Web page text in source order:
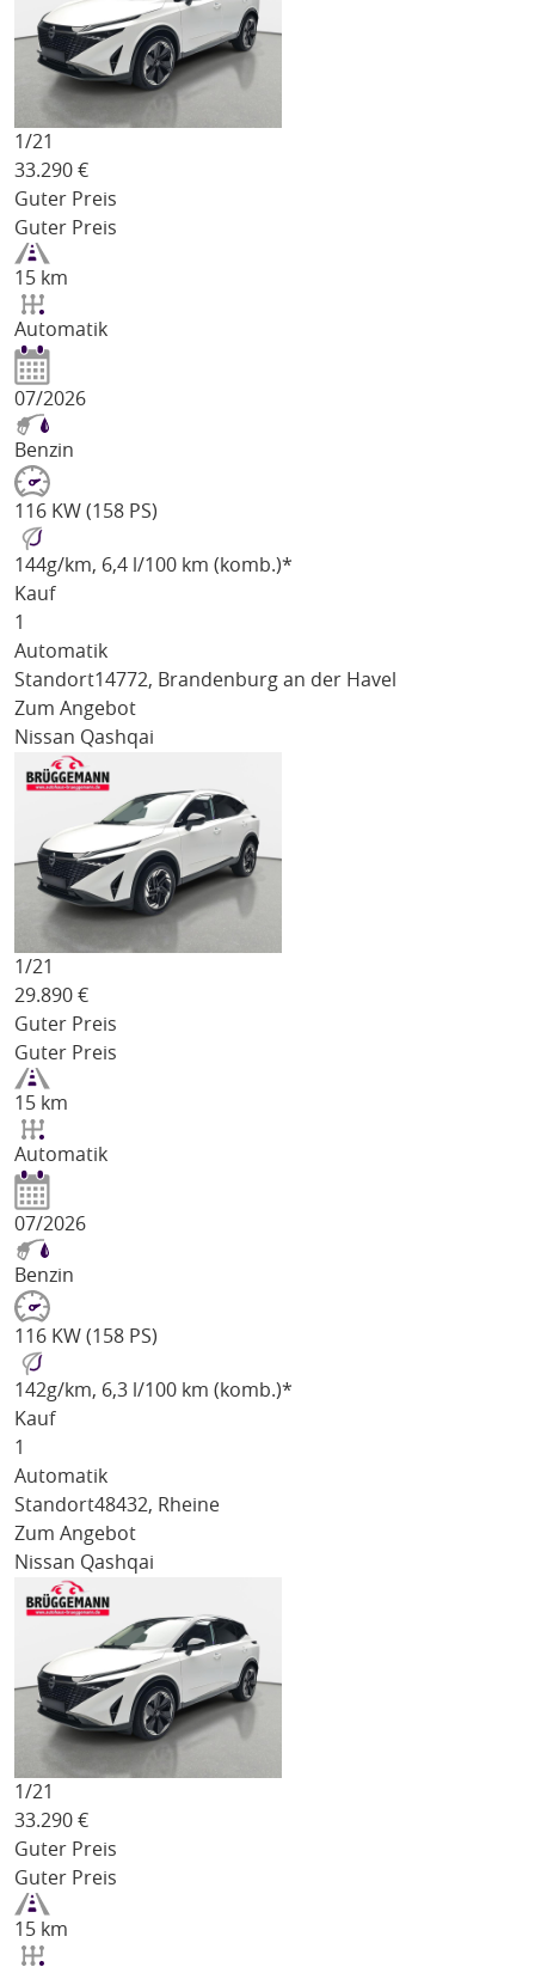
1/21
33.290 €
Guter Preis
Guter Preis
15 km
Automatik
07/2026
Benzin
116 KW (158 PS)
144g/km, 6,4 l/100 km (komb.)*
Kauf
1
Automatik
Standort14772, Brandenburg an der Havel
Zum Angebot
Nissan Qashqai
1/21
29.890 €
Guter Preis
Guter Preis
15 km
Automatik
07/2026
Benzin
116 KW (158 PS)
142g/km, 6,3 l/100 km (komb.)*
Kauf
1
Automatik
Standort48432, Rheine
Zum Angebot
Nissan Qashqai
1/21
33.290 €
Guter Preis
Guter Preis
15 km